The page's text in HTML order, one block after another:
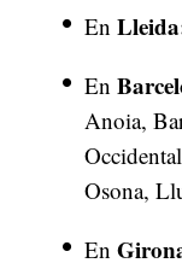
En
En
Anoia,
Osona,
En